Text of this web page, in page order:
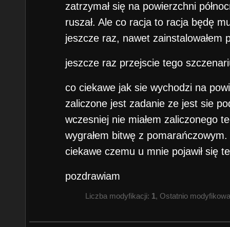
zatrzymał się na powierzchni
ruszał. Ale co racja to racja będę
jeszcze raz, nawet zainstalowałem
jeszcze raz przejscie tego
co ciekawe jak sie wychodzi na
zaliczone jest zadanie ze jest sie
wczesniej nie miałem zaliczonego
wygrałem bitwę z pomarańczowym.
ciekawe czemu u mnie pojawił się
pozdrawiam
Liczba modyfikacji: 1, Ostatnio